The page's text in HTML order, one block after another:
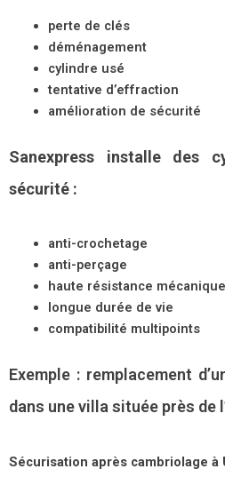
perte de clés
déménagement
cylindre usé
tentative d’effraction
amélioration de sécurité
Sanexpress installe des
sécurité :
anti-crochetage
anti-perçage
haute résistance mécanique
longue durée de vie
compatibilité multipoints
Exemple : remplacement
dans une villa située près de
Sécurisation après cambriolage à